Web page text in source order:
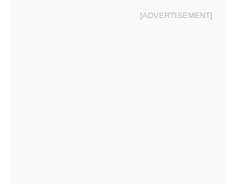
[ADVERTISEMENT]